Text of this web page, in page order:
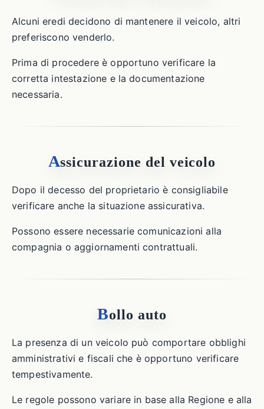
Alcuni eredi decidono di mantenere il veicolo, altri
preferiscono venderlo.
Prima di procedere è opportuno verificare la
corretta intestazione e la documentazione
necessaria.
Assicurazione del veicolo
Dopo il decesso del proprietario è consigliabile
verificare anche la situazione assicurativa.
Possono essere necessarie comunicazioni alla
compagnia o aggiornamenti contrattuali.
Bollo auto
La presenza di un veicolo può comportare obblighi
amministrativi e fiscali che è opportuno verificare
tempestivamente.
Le regole possono variare in base alla Regione e alla